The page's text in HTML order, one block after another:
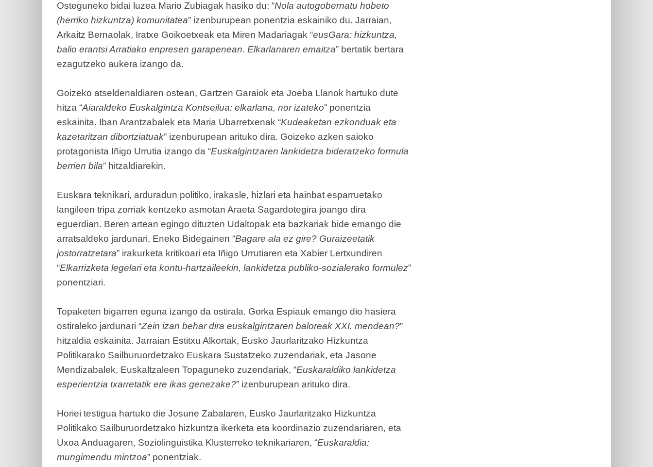
Osteguneko bidai luzea Mario Zubiagak hasiko du; “Nola autogobernatu hobeto
(herriko hizkuntza) komunitatea” izenburupean ponentzia eskainiko du. Jarraian,
Arkaitz Bernaolak, Iratxe Goikoetxeak eta Miren Madariagak “eusGara: hizkuntza,
balio erantsi Arratiako enpresen garapenean. Elkarlanaren emaitza” bertatik bertara
ezagutzeko aukera izango da.
Goizeko atseldenaldiaren ostean, Gartzen Garaiok eta Joeba Llanok hartuko dute
hitza “Aiaraldeko Euskalgintza Kontseilua: elkarlana, nor izateko” ponentzia
eskainita. Iban Arantzabalek eta Maria Ubarretxenak “Kudeaketan ezkonduak eta
kazetaritzan dibortziatuak” izenburupean arituko dira. Goizeko azken saioko
protagonista Iñigo Urrutia izango da “Euskalgintzaren lankidetza bideratzeko formula
berrien bila” hitzaldiarekin.
Euskara teknikari, arduradun politiko, irakasle, hizlari eta hainbat esparruetako
langileen tripa zorriak kentzeko asmotan Araeta Sagardotegira joango dira
eguerdian. Beren artean egingo dituzten Udaltopak eta bazkariak bide emango die
arratsaldeko jardunari, Eneko Bidegainen “Bagare ala ez gire? Guraizeetatik
jostorratzetara” irakurketa kritikoari eta Iñigo Urrutiaren eta Xabier Lertxundiren
“Elkarrizketa legelari eta kontu-hartzaileekin, lankidetza publiko-sozialerako formulez”
ponentziari.
Topaketen bigarren eguna izango da ostirala. Gorka Espiauk emango dio hasiera
ostiraleko jardunari “Zein izan behar dira euskalgintzaren baloreak XXI. mendean?”
hitzaldia eskainita. Jarraian Estitxu Alkortak, Eusko Jaurlaritzako Hizkuntza
Politikarako Sailburuordetzako Euskara Sustatzeko zuzendariak, eta Jasone
Mendizabalek, Euskaltzaleen Topaguneko zuzendariak, “Euskaraldiko lankidetza
esperientzia txarretatik ere ikas genezake?” izenburupean arituko dira.
Horiei testigua hartuko die Josune Zabalaren, Eusko Jaurlaritzako Hizkuntza
Politikako Sailburuordetzako hizkuntza ikerketa eta koordinazio zuzendariaren, eta
Uxoa Anduagaren, Soziolinguistika Klusterreko teknikariaren, “Euskaraldia:
mungimendu mintzoa” ponentziak.